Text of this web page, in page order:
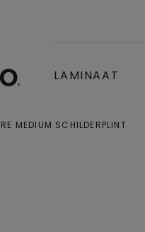
LAMINAAT
MEDIUM SCHILDERPLINT